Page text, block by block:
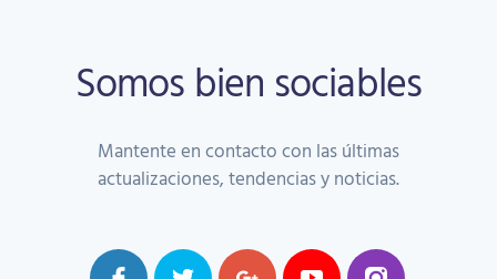
Somos bien sociables
Mantente en contacto con las últimas
actualizaciones, tendencias y noticias.